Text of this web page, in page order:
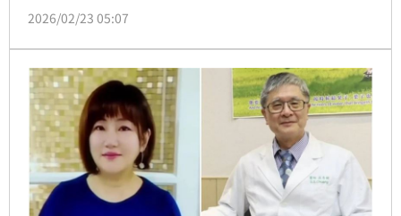
徘徊，隨後從25公尺高處墜落至中正北路匝道，經送醫
醫，途中行為異常焦躁，甚至在車輛行駛中試圖推開車
門。運將無奈停車後，吳男即發生憾事。目前檢方已進
行遺體相驗，事故詳細原因仍待進一步調查釐清。
2026/02/23 05:07